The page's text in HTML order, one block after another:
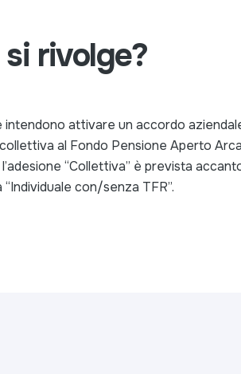
rivolge?
intendono attivare un accordo
al Fondo Pensione Aperto Arca
“Collettiva” è prevista
“Individuale con/senza TFR”.